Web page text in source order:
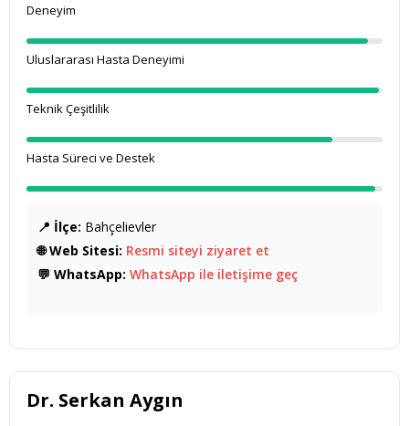
Deneyim
Uluslararası Hasta Deneyimi
Teknik Çeşitlilik
Hasta Süreci ve Destek
📍 İlçe: Bahçelievler
🌐 Web Sitesi: Resmi siteyi ziyaret et
💬 WhatsApp: WhatsApp ile iletişime geç
Dr. Serkan Aygın